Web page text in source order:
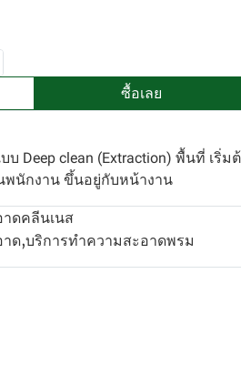
ซื้อเลย
Deep clean (Extraction) พื้นที่ เริ่ม
พนักงาน ขึ้นอยู่กับหน้างาน
ดคลีนเนส
าด,บริการทำความสะอาดพรม